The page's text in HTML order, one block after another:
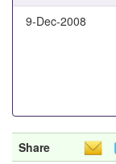
9-Dec-2008
Share